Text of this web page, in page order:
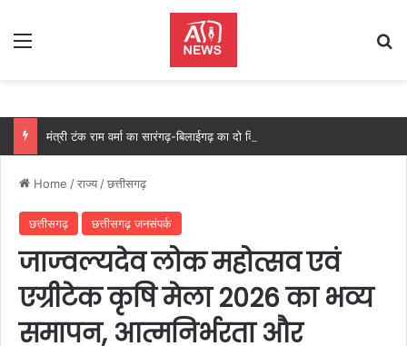
Menu
Home /राज्य /छत्तीसगढ़
छत्तीसगढ़ छत्तीसगढ़ जनसंपर्क
जाज्वल्यदेव लोक महोत्सव एवं
एग्रीटेक कृषि मेला 2026 का भव्य
समापन, आत्मनिर्भरता और